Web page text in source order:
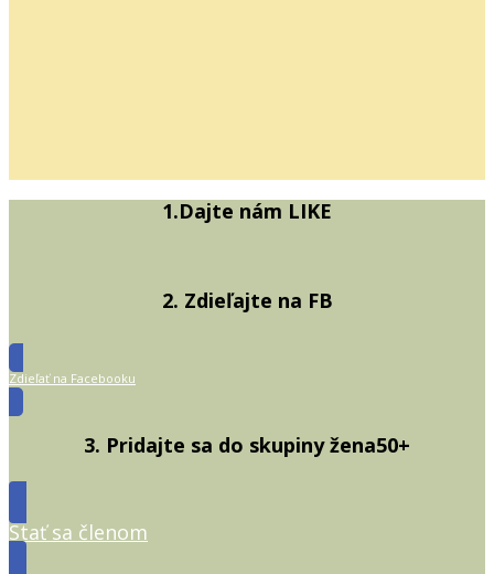
1.Dajte nám LIKE
2. Zdieľajte na FB
Zdieľať na Facebooku
3. Pridajte sa do skupiny žena50+
Stať sa členom